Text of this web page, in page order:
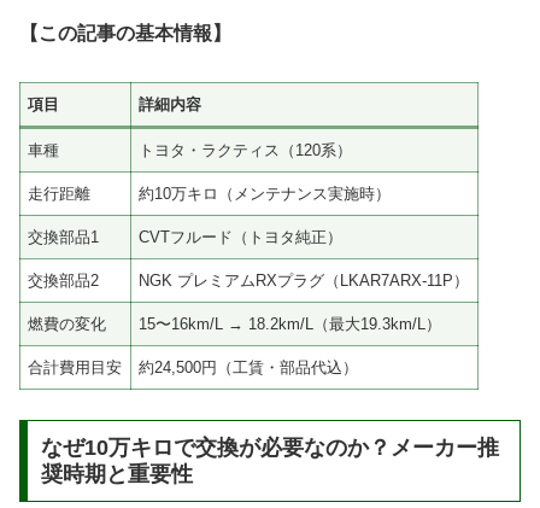
【この記事の基本情報】
項目 詳細内容
車種 トヨタ・ラクティス（120系）
走行距離 約10万キロ（メンテナンス実施時）
交換部品1 CVTフルード（トヨタ純正）
交換部品2 NGK プレミアムRXプラグ（LKAR7ARX-11P）
燃費の変化 15〜16km/L → 18.2km/L（最大19.3km/L）
合計費用目安 約24,500円（工賃・部品代込）
なぜ10万キロで交換が必要なのか？メーカー推
奨時期と重要性